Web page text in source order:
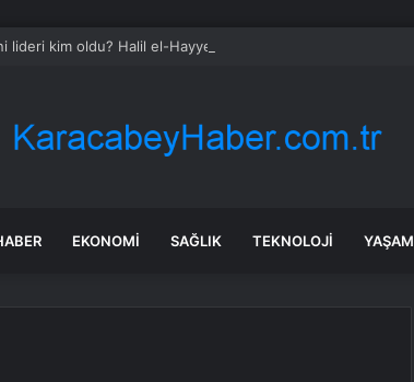
lideri kim oldu? Halil el-Hayye kimdir, kaç yaşında, nereli?
EKONOMI SAĞLIK TEKNOLOJI YAŞAM